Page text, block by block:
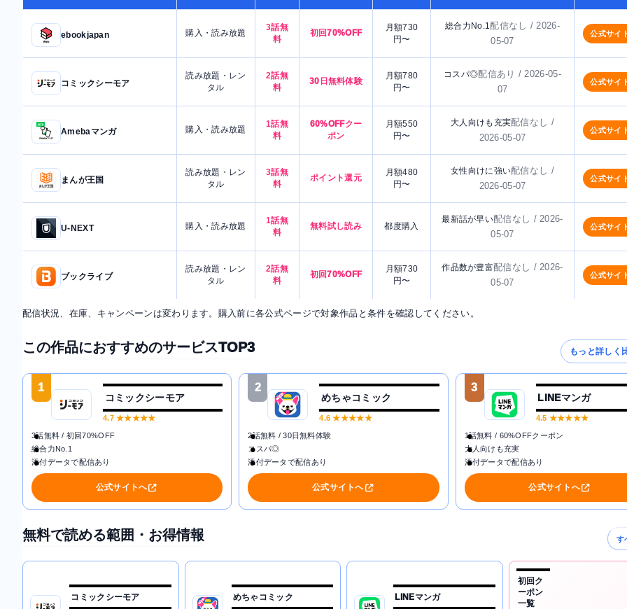
ebookjapan 購入・読み放題
3話無
料
初回70%OFF
月額730
円〜
総合力No.1配信なし / 2026-
05-07
公式サイ
コミックシーモア
読み放題・レン
タル
2話無
料
30日無料体験
月額780
円〜
コスパ◎配信あり / 2026-05-
07
公式サイ
Amebaマンガ 購入・読み放題
1話無
料
60%OFFクー
ポン
月額550
円〜
大人向けも充実配信なし /
2026-05-07
公式サイ
まんが王国
読み放題・レン
タル
3話無
料
ポイント還元
月額480
円〜
女性向けに強い配信なし /
2026-05-07
公式サイ
U-NEXT 購入・読み放題
1話無
料
無料試し読み 都度購入
最新話が早い配信なし / 2026-
05-07
公式サイ
ブックライブ
読み放題・レン
タル
2話無
料
初回70%OFF
月額730
円〜
作品数が豊富配信なし / 2026-
05-07
公式サイ
配信状況、在庫、キャンペーンは変わります。購入前に各公式ページで対象作品と条件を確認してください。
この作品におすすめのサービスTOP3 もっと詳しく
1
コミックシーモア
4.7★★★★★
3話無料 / 初回70%OFF
総合力No.1
添付データで配信あり
公式サイトへ
2
めちゃコミック
4.6 ★★★★★
2話無料 / 30日無料体験
コスパ◎
添付データで配信あり
公式サイトへ
3
LINEマンガ
4.5 ★★★★★
1話無料 / 60%OFFクーポン
大人向けも充実
添付データで配信あり
公式サイトへ
無料で読める範囲・お得情報 す
コミックシーモア めちゃコミック LINEマンガ
初回ク
ーポン
一覧